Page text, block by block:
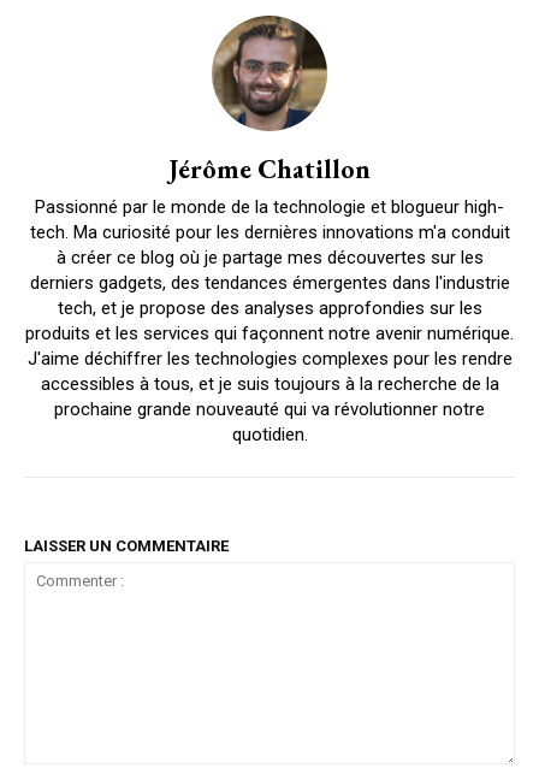
Jérôme Chatillon
Passionné par le monde de la technologie et blogueur high-
tech. Ma curiosité pour les dernières innovations m'a conduit
à créer ce blog où je partage mes découvertes sur les
derniers gadgets, des tendances émergentes dans l'industrie
tech, et je propose des analyses approfondies sur les
produits et les services qui façonnent notre avenir numérique.
J'aime déchiffrer les technologies complexes pour les rendre
accessibles à tous, et je suis toujours à la recherche de la
prochaine grande nouveauté qui va révolutionner notre
quotidien.
LAISSER UN COMMENTAIRE